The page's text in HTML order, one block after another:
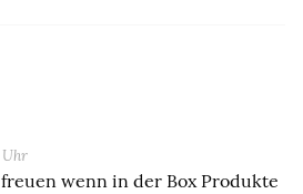
Uhr
wenn in der Box Produkte